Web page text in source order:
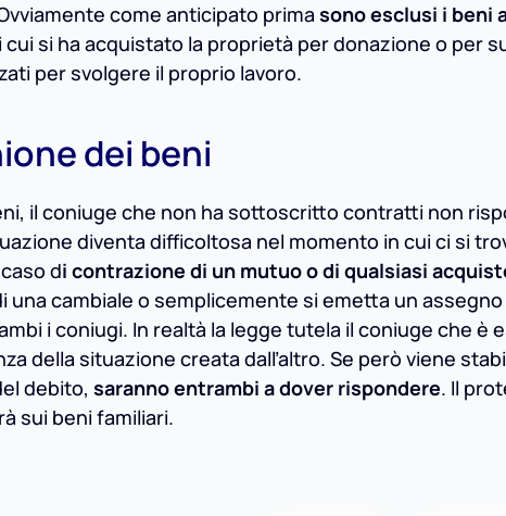
come anticipato prima sono esclusi i beni
cui si ha acquistato la proprietà per donazione o per
per svolgere il proprio lavoro.
dei beni
il coniuge che non ha sottoscritto contratti non
diventa difficoltosa nel momento in cui ci si
di contrazione di un mutuo o di qualsiasi
una cambiale o semplicemente si emetta un
i coniugi. In realtà la legge tutela il coniuge che è
della situazione creata dall’altro. Se però viene
debito, saranno entrambi a dover rispondere. Il
sui beni familiari.